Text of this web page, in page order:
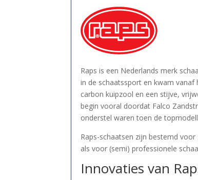
Raps is een Nederlands merk
in de schaatssport en kwam
carbon kuipzool en een stijve,
begin vooral doordat Falco
onderstel waren toen de
Raps-schaatsen zijn bestemd
als voor (semi) professionele
Innovaties van